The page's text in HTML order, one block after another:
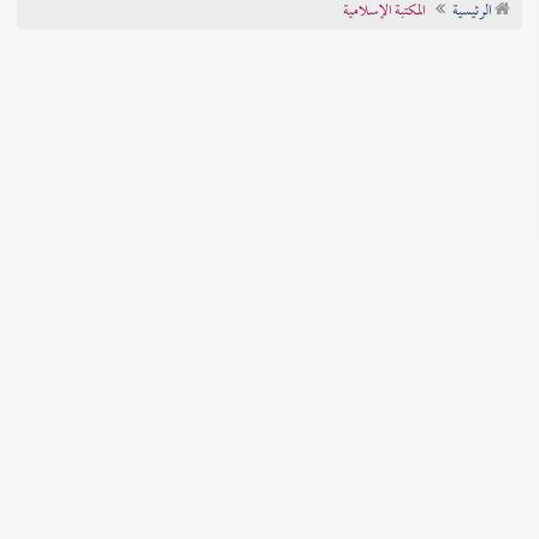
تراجم الأعلام
الرئيسية المكتبة الإسلامية